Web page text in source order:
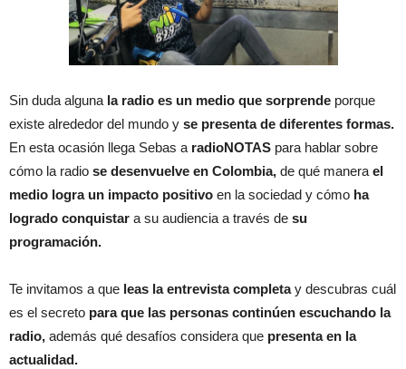
Sin duda alguna la radio es un medio que sorprende porque
existe alrededor del mundo y se presenta de diferentes formas.
En esta ocasión llega Sebas a radioNOTAS para hablar sobre
cómo la radio se desenvuelve en Colombia, de qué manera el
medio logra un impacto positivo en la sociedad y cómo ha
logrado conquistar a su audiencia a través de su
programación.
Te invitamos a que leas la entrevista completay descubras cuál
es el secreto para que las personas continúen escuchando la
radio, además qué desafíos considera que presenta en la
actualidad.